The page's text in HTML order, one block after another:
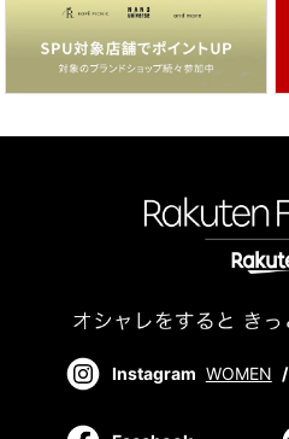
Instagram WOMEN /